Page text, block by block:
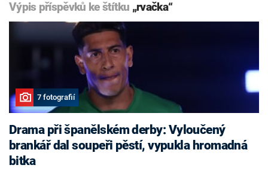
Výpis příspěvků ke štítku „rvačka“
7 fotografií
Drama při španělském derby: Vyloučený
brankář dal soupeři pěstí, vypukla hromadná
bitka